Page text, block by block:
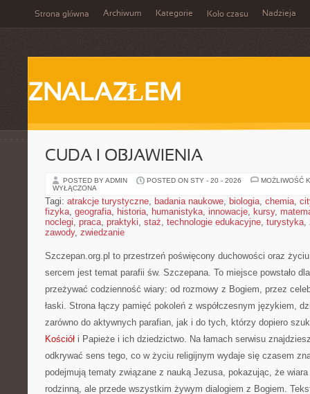
Strona główna Archiwum Kategorie Koło czasu Nadzieja
ZNALAZŁEM
CUDA I OBJAWIENIA
POSTED BY ADMIN POSTED ON STY - 20 - 2026
MOŻLIWOŚĆ
WYŁĄCZONA
Tagi: atrakcje turystyczne, badania naukowe, biologia, chemia,
fizyka, geografia, historia, humanistyka, innowacje, kursy,
noclegi, praca, praktyki, staż, technologie edukacyjne, turystyka,
zawody, zwiedzanie
Szczepan.org.pl to przestrzeń poświęcony duchowości oraz
sercem jest temat parafii św. Szczepana. To miejsce powstało
przeżywać codzienność wiary: od rozmowy z Bogiem, przez
łaski. Strona łączy pamięć pokoleń z współczesnym językiem,
zarówno do aktywnych parafian, jak i do tych, którzy dopiero
Kościół i Papieże i ich dziedzictwo. Na łamach serwisu
odkrywać sens tego, co w życiu religijnym wydaje się czasem
podejmują tematy związane z nauką Jezusa, pokazując, że
rodzinną, ale przede wszystkim żywym dialogiem z Bogiem.